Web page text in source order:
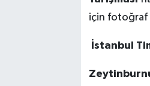
için fotoğraf
İstanbul